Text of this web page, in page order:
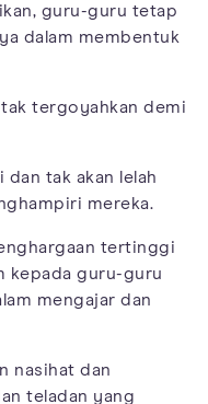
guru-guru tetap
dalam membentuk
tergoyahkan demi
dan tak akan lelah
mereka.
tertinggi
kepada guru-guru
mengajar dan
nasihat dan
teladan yang